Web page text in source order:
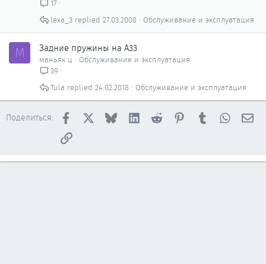
17
Обслуживание и эксплуатация
27.03.2008
lexa_3
М Задние пружины на А33
маньяк ц
Обслуживание и эксплуатация
39
Обслуживание и эксплуатация
24.02.2018
Tula
Поделиться: Facebook BlueskyLinkedInReddit PinterestTumblr
Ссылка